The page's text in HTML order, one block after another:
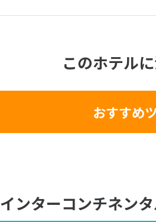
このホテル
おすすめ
インターコンチネン